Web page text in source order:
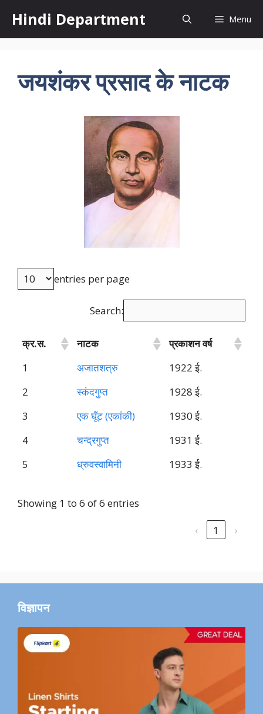
content
Hindi Department Menu
जयशंकर प्रसाद के नाटक
entries per page
Search:
क्र.स. नाटक
प्रकाशन वर्ष
1
अजातशत्रु
1922 ई.
2
स्कंदगुप्त
1928 ई.
3
एक घूँट (एकांकी)
1930 ई.
4
चन्द्रगुप्त
1931 ई.
5
ध्रुवस्वामिनी 1933 ई.
Showing 1 to 6 of 6 entries
‹
1 ›
विज्ञापन